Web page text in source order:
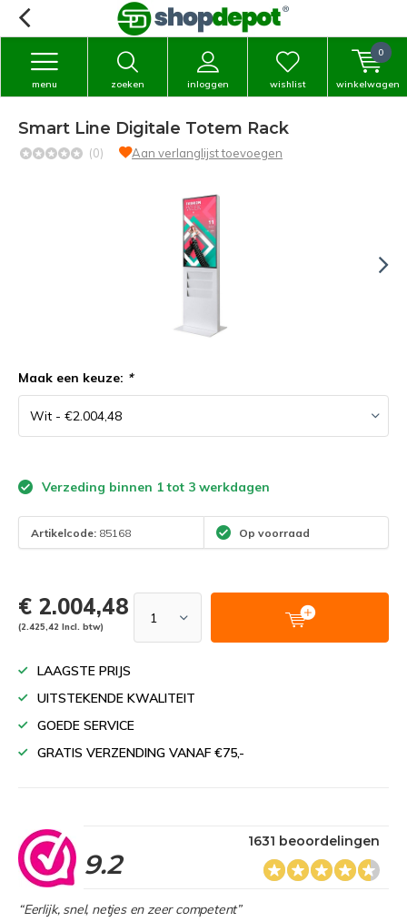
zoeken inloggen
menu wishlist winkelwagen
0
Smart Line Digitale Totem Rack
(0) Aan verlanglijst toevoegen
Maak een keuze: *
Verzeding binnen 1 tot 3 werkdagen
Artikelcode: 85168 Op voorraad
€ 2.004,48
(2.425,42 Incl. btw)
LAAGSTE PRIJS
UITSTEKENDE KWALITEIT
GOEDE SERVICE
GRATIS VERZENDING VANAF €75,-
9.2
1631 beoordelingen
“Eerlijk, snel, netjes en zeer competent”